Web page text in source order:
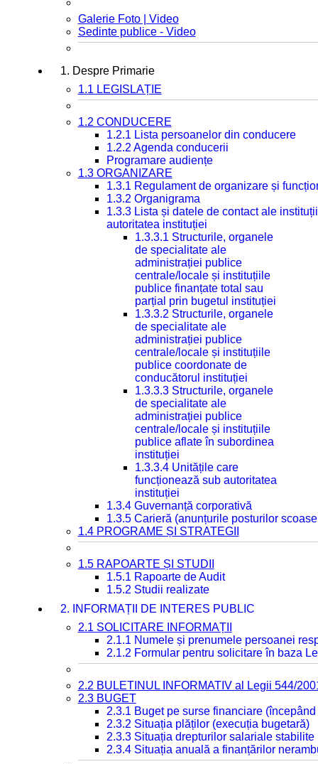
Galerie Foto | Video
Sedinte publice - Video
1. Despre Primarie
1.1 LEGISLAȚIE
1.2 CONDUCERE
1.2.1 Lista persoanelor din conducere
1.2.2 Agenda conducerii
Programare audiențe
1.3 ORGANIZARE
1.3.1 Regulament de organizare și
1.3.2 Organigrama
1.3.3 Lista și datele de contact ale
autoritatea instituției
1.3.3.1 Structurile, organele
de specialitate ale
administrației publice
centrale/locale și instituțiile
publice finanțate total sau
parțial prin bugetul instituției
1.3.3.2 Structurile, organele
de specialitate ale
administrației publice
centrale/locale și instituțiile
publice coordonate de
conducătorul instituției
1.3.3.3 Structurile, organele
de specialitate ale
administrației publice
centrale/locale și instituțiile
publice aflate în subordinea
instituției
1.3.3.4 Unitățile care
funcționează sub autoritatea
instituției
1.3.4 Guvernanță corporativă
1.3.5 Carieră (anunțurile posturilor
1.4 PROGRAME ȘI STRATEGII
1.5 RAPOARTE ȘI STUDII
1.5.1 Rapoarte de Audit
1.5.2 Studii realizate
2. INFORMAȚII DE INTERES PUBLIC
2.1 SOLICITARE INFORMAȚII
2.1.1 Numele și prenumele persoanei
2.1.2 Formular pentru solicitare în baza
2.2 BULETINUL INFORMATIV al Legii 544/
2.3 BUGET
2.3.1 Buget pe surse financiare
2.3.2 Situația plăților (execuția bugetară)
2.3.3 Situația drepturilor salariale
2.3.4 Situația anuală a finanțărilor